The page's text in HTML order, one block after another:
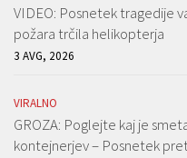
VIDEO: Posnetek tragedije
požara trčila helikopterja
3 AVG, 2026
VIRALNO
GROZA: Poglejte kaj je
kontejnerjev – Posnetek